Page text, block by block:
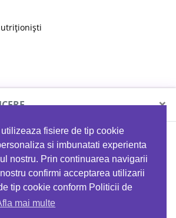
utilizeaza fisiere de tip cookie
si imbunatati experienta
nostru. Prin continuarea navigarii
confirmi acceptarea utilizarii
tip cookie conform Politicii de
mai multe
×
la orice comandă folosind codul
EATTRACK